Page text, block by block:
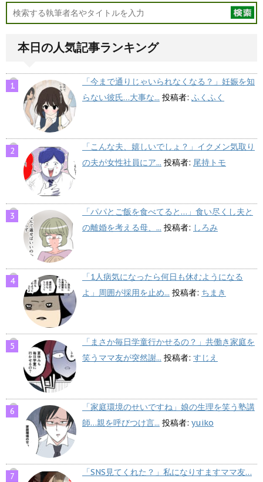
本日の人気記事ランキング
「今まで通りじゃいられなくなる？」妊娠を知
らない彼氏…大事な... 投稿者: ふくふく
「こんな夫、嬉しいでしょ？」イクメン気取り
の夫が女性社員にア... 投稿者: 尾持トモ
「パパとご飯を食べてると…」食い尽くし夫と
の離婚を考える母、... 投稿者: しろみ
「1人病気になったら何日も休むようになる
よ」周囲が採用を止め... 投稿者: ちまき
「まさか毎日学童行かせるの？」共働き家庭を
笑うママ友が突然謝... 投稿者: すじえ
「家庭環境のせいですね」娘の生理を笑う塾講
師…親を呼びつけ言... 投稿者: yuiko
「SNS見てくれた？」私になりすますママ友…